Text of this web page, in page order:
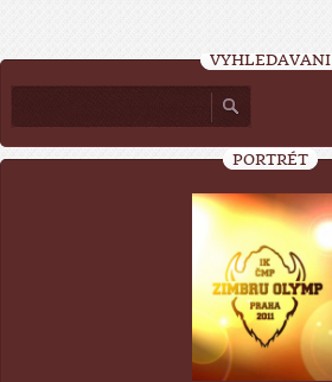
VYHLEDÁVÁNÍ
PORTRÉT